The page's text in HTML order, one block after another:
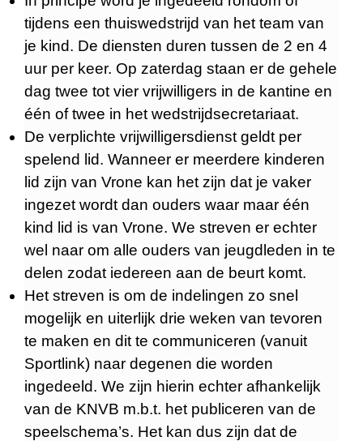
tijdens een thuiswedstrijd van het team van
je kind. De diensten duren tussen de 2 en 4
uur per keer. Op zaterdag staan er de gehele
dag twee tot vier vrijwilligers in de kantine en
één of twee in het wedstrijdsecretariaat.
De verplichte vrijwilligersdienst geldt per
spelend lid. Wanneer er meerdere kinderen
lid zijn van Vrone kan het zijn dat je vaker
ingezet wordt dan ouders waar maar één
kind lid is van Vrone. We streven er echter
wel naar om alle ouders van jeugdleden in te
delen zodat iedereen aan de beurt komt.
Het streven is om de indelingen zo snel
mogelijk en uiterlijk drie weken van tevoren
te maken en dit te communiceren (vanuit
Sportlink) naar degenen die worden
ingedeeld. We zijn hierin echter afhankelijk
van de KNVB m.b.t. het publiceren van de
speelschema’s. Het kan dus zijn dat de